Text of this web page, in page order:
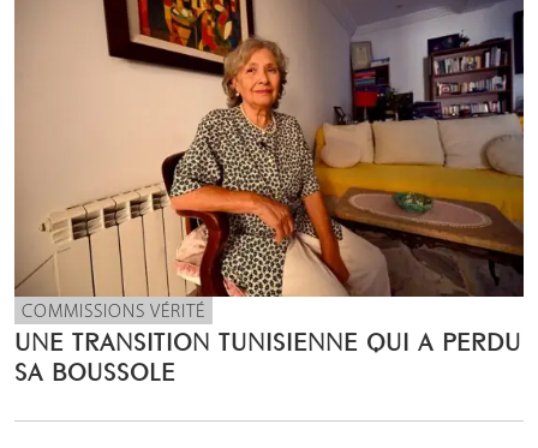
COMMISSIONS VÉRITÉ
UNE TRANSITION TUNISIENNE QUI A PERDU
SA BOUSSOLE